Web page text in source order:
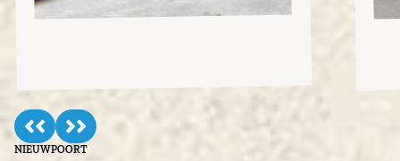
NIEUWPOORT
OOSTENDE
WESTENDE
NIEUWPOORT